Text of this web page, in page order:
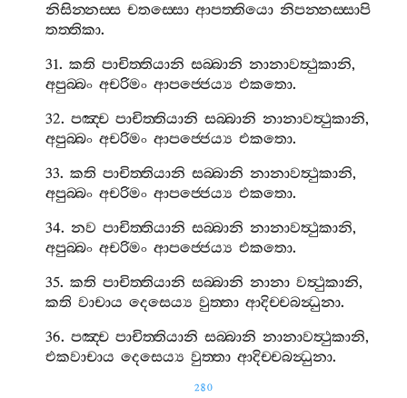
නිසින‍්නස‍්ස චතස‍්සො ආපත‍්තියො නිපන‍්නස‍්සාපි
තත‍්තිකා.
31.කති පාචිත‍්තියානි සබ‍්බානි නානාවත්‍ථුකානි,
අපුබ‍්බං අචරිමං ආපජ‍්ජෙය්‍ය එකතො.
32.පඤ‍්ච පාචිත‍්තියානි සබ‍්බානි නානාවත්‍ථුකානි,
අපුබ‍්බං අචරිමං ආපජ‍්ජෙය්‍ය එකතො.
33.කති පාචිත‍්තියානි සබ‍්බානි නානාවත්‍ථුකානි,
අපුබ‍්බං අචරිමං ආපජ‍්ජෙය්‍ය එකතො.
34.නව පාචිත‍්තියානි සබ‍්බානි නානාවත්‍ථුකානි,
අපුබ‍්බං අචරිමං ආපජ‍්ජෙය්‍ය එකතො.
35.කති පාචිත‍්තියානි සබ‍්බානි නානා වත්‍ථුකානි,
කති වාචාය දෙසෙය්‍ය වුත‍්තා ආදිච‍්චබන්‍ධුනා.
36.පඤ‍්ච පාචිත‍්තියානි සබ‍්බානි නානාවත්‍ථුකානි,
එකවාචාය දෙසෙය්‍ය වුත‍්තා ආදිච‍්චබන්‍ධුනා.
280